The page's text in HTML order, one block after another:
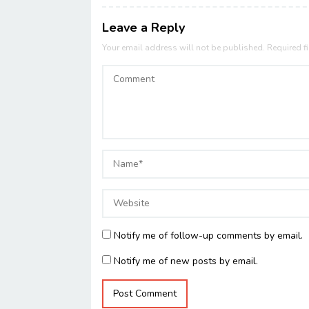
Leave a Reply
Your email address will not be published. Required
Notify me of follow-up comments by email.
Notify me of new posts by email.